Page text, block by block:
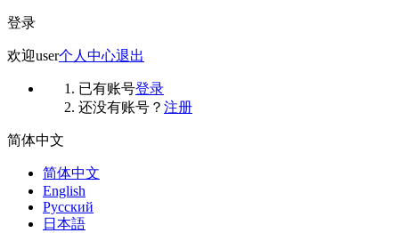
登录
欢迎user个人中心退出
已有账号登录
还没有账号？ 注册
简体中文
简体中文
English
Русский
日本語